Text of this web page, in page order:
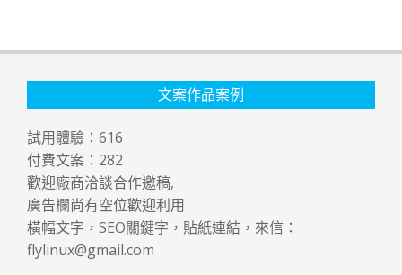
文案作品案例
試用體驗： 616
付費文案： 282
歡迎廠商洽談合作邀稿,
廣告欄尚有空位歡迎利用
橫幅文字，SEO關鍵字，貼紙連結，來信：
flylinux@gmail.com